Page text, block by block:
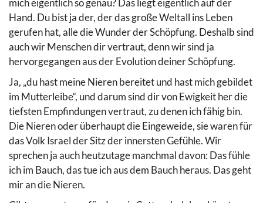
mich eigentlich so genau? Das liegt eigentlich auf der
Hand. Du bist ja der, der das große Weltall ins Leben
gerufen hat, alle die Wunder der Schöpfung. Deshalb sind
auch wir Menschen dir vertraut, denn wir sind ja
hervorgegangen aus der Evolution deiner Schöpfung.
Ja, „du hast meine Nieren bereitet und hast mich gebildet
im Mutterleibe“, und darum sind dir von Ewigkeit her die
tiefsten Empfindungen vertraut, zu denen ich fähig bin.
Die Nieren oder überhaupt die Eingeweide, sie waren für
das Volk Israel der Sitz der innersten Gefühle. Wir
sprechen ja auch heutzutage manchmal davon: Das fühle
ich im Bauch, das tue ich aus dem Bauch heraus. Das geht
mir an die Nieren.